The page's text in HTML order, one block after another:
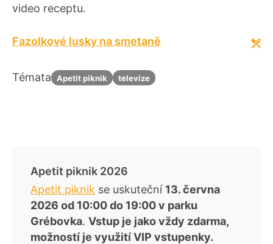
video receptu.
Fazolkové lusky na smetaně
Témata Apetit piknik televize
Apetit piknik 2026
Apetit piknik se uskuteční 13. června
2026 od 10:00 do 19:00 v parku
Grébovka. Vstup je jako vždy zdarma,
možností je využití VIP vstupenky.